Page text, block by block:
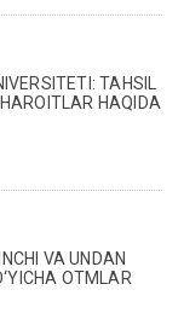
TAHSIL
HAQIDA
VA UNDAN
OTMLAR